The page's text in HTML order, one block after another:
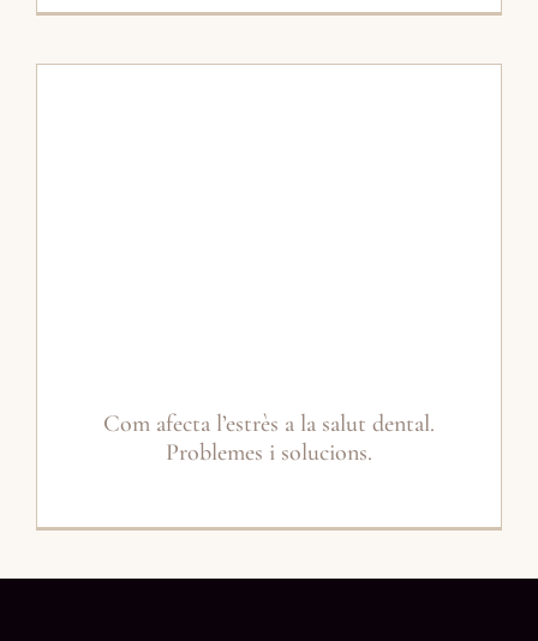
Com afecta l’estrès a la salut dental.
Problemes i solucions.